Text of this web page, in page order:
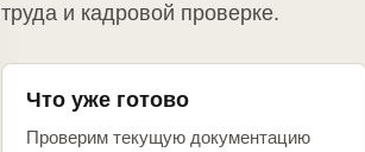
труда и кадровой проверке.
Что уже готово
Проверим текущую документацию